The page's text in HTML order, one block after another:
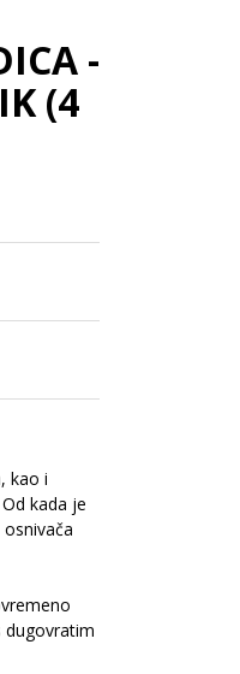
-
(4
kao i
kada je
dugovratim